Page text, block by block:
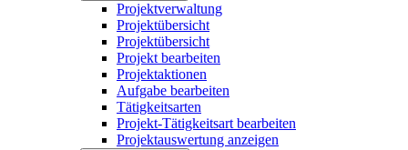
Projektverwaltung
Projektübersicht
Projektübersicht
Projekt bearbeiten
Projektaktionen
Aufgabe bearbeiten
Tätigkeitsarten
Projekt-Tätigkeitsart bearbeiten
Projektauswertung anzeigen